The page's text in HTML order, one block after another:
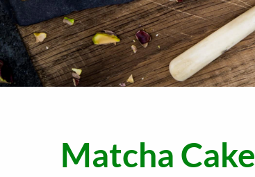
Matcha Cake